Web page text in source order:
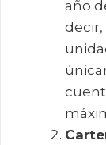
año
decir,